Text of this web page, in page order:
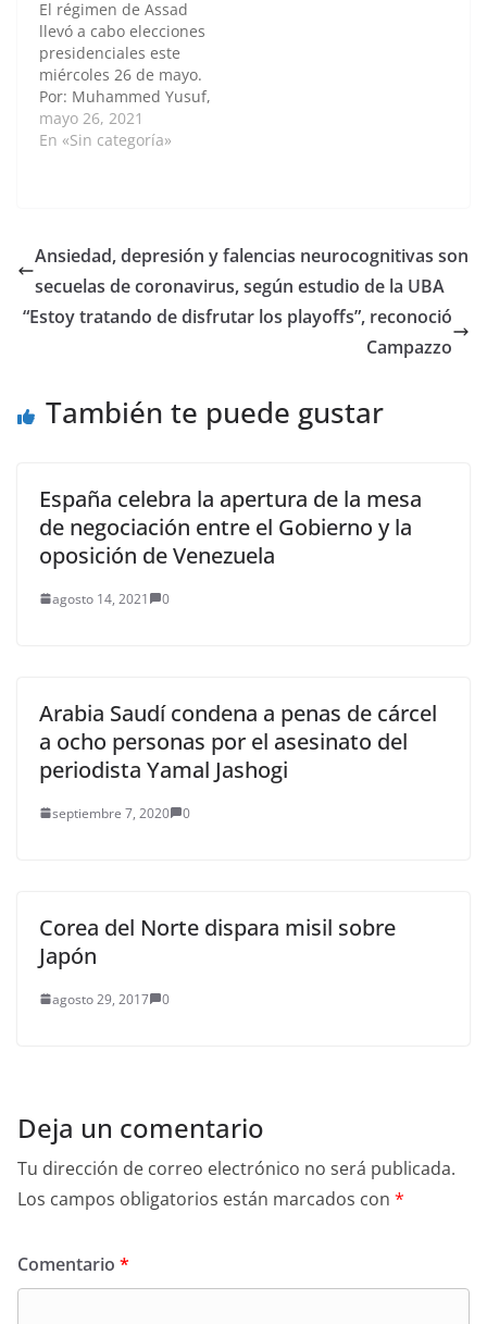
El régimen de Assad
llevó a cabo elecciones
presidenciales este
miércoles 26 de mayo.
Por: Muhammed Yusuf,
Ethem Emre Özcan /
Anadolu El presidente
Oposición de Siria,
Nasir Hariri, reiteró su
rechazo a las
supuestas elecciones
mayo 26, 2021
En «Sin categoría»
Ansiedad, depresión y falencias neurocognitivas son
secuelas de coronavirus, según estudio de la UBA
“Estoy tratando de disfrutar los playoffs”, reconoció
Campazzo
También te puede gustar
España celebra la apertura de la mesa
de negociación entre el Gobierno y la
oposición de Venezuela
agosto 14, 2021 0
Arabia Saudí condena a penas de cárcel
a ocho personas por el asesinato del
periodista Yamal Jashogi
septiembre 7, 2020 0
Corea del Norte dispara misil sobre
Japón
agosto 29, 2017 0
Deja un comentario
Tu dirección de correo electrónico no será publicada.
Los campos obligatorios están marcados con *
Comentario *